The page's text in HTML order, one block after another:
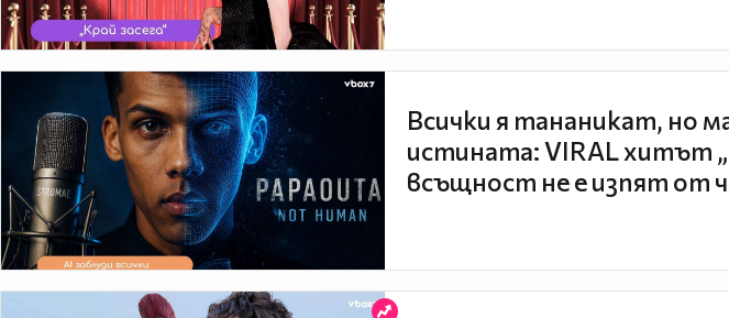
Всички я тананикат, но
истината: VIRAL хитът
всъщност не е изпят от